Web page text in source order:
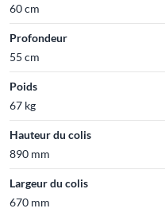
60 cm
Profondeur
55 cm
Poids
67 kg
Hauteur du colis
890 mm
Largeur du colis
670 mm